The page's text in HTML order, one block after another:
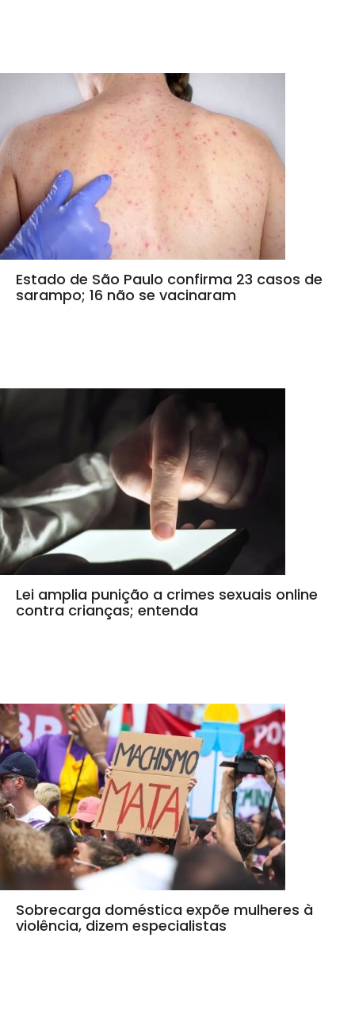
Estado de São Paulo confirma 23 casos de
sarampo; 16 não se vacinaram
Lei amplia punição a crimes sexuais online
contra crianças; entenda
Sobrecarga doméstica expõe mulheres à
violência, dizem especialistas